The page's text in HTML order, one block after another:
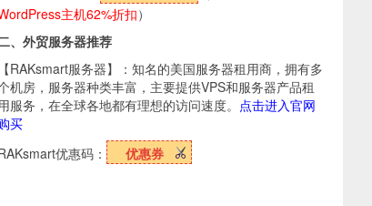
主机62%折扣）
、外贸服务器推荐
【RAKsmart服务器】：知名的美国服务器租用商，拥有多
机房，服务器种类丰富，主要提供VPS和服务器产品租
服务，在全球各地都有理想的访问速度。 点击进入官网
买
优惠码：
优惠券